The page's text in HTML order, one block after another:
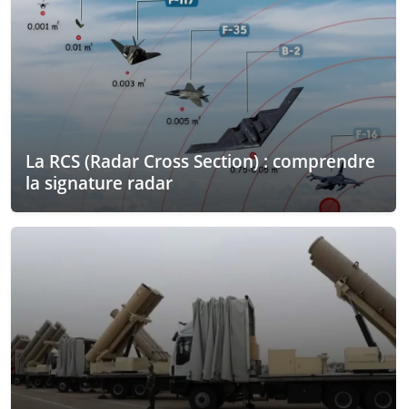
La RCS (Radar Cross Section) : comprendre
la signature radar